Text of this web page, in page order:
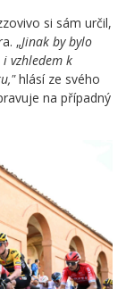
si sám určil,
„Jinak by bylo
vzhledem k
hlásí ze svého
na případný